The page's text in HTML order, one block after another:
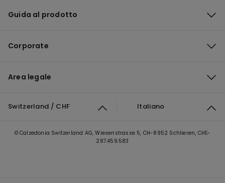
Guida al prodotto
Corporate
Area legale
Switzerland / CHF Italiano
© Calzedonia Switzerland AG, Wiesenstrasse 5, CH-8952 Schlieren, CHE-
287.459.583